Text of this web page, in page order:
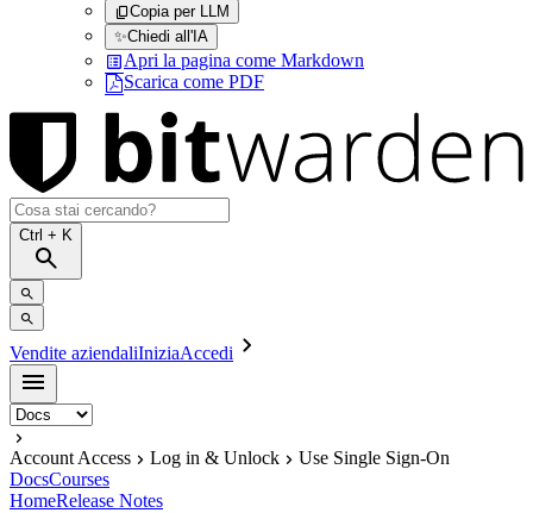
Copia per LLM
✨Chiedi all'IA
Apri la pagina come Markdown
Scarica come PDF
Ctrl + K
Vendite aziendaliIniziaAccedi
Account Access Log in & Unlock
Use Single Sign-On
DocsCourses
HomeRelease Notes